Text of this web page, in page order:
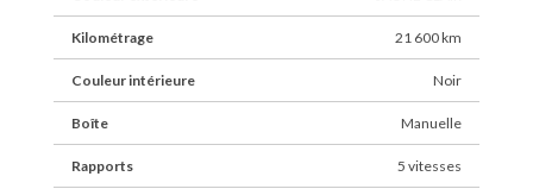
Kilométrage 21 600 km
Couleur intérieure Noir
Boîte Manuelle
Rapports 5 vitesses